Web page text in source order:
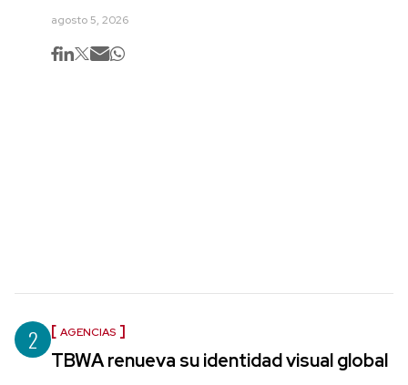
agosto 5, 2026
2 AGENCIAS
TBWA renueva su identidad visual global